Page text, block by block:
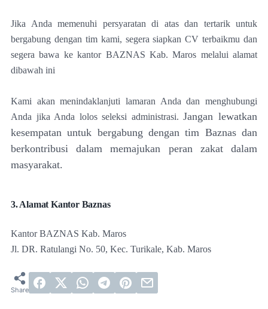
Jika Anda memenuhi persyaratan di atas dan tertarik untuk
bergabung dengan tim kami, segera siapkan CV terbaikmu dan
segera bawa ke kantor BAZNAS Kab. Maros melalui alamat
dibawah ini
Kami akan menindaklanjuti lamaran Anda dan menghubungi
Anda jika Anda lolos seleksi administrasi.Jangan lewatkan
kesempatan untuk bergabung dengan tim Baznas dan
berkontribusi dalam memajukan peran zakat dalam
masyarakat.
3. Alamat Kantor Baznas
Kantor BAZNAS Kab. Maros
Jl. DR. Ratulangi No. 50, Kec. Turikale, Kab. Maros